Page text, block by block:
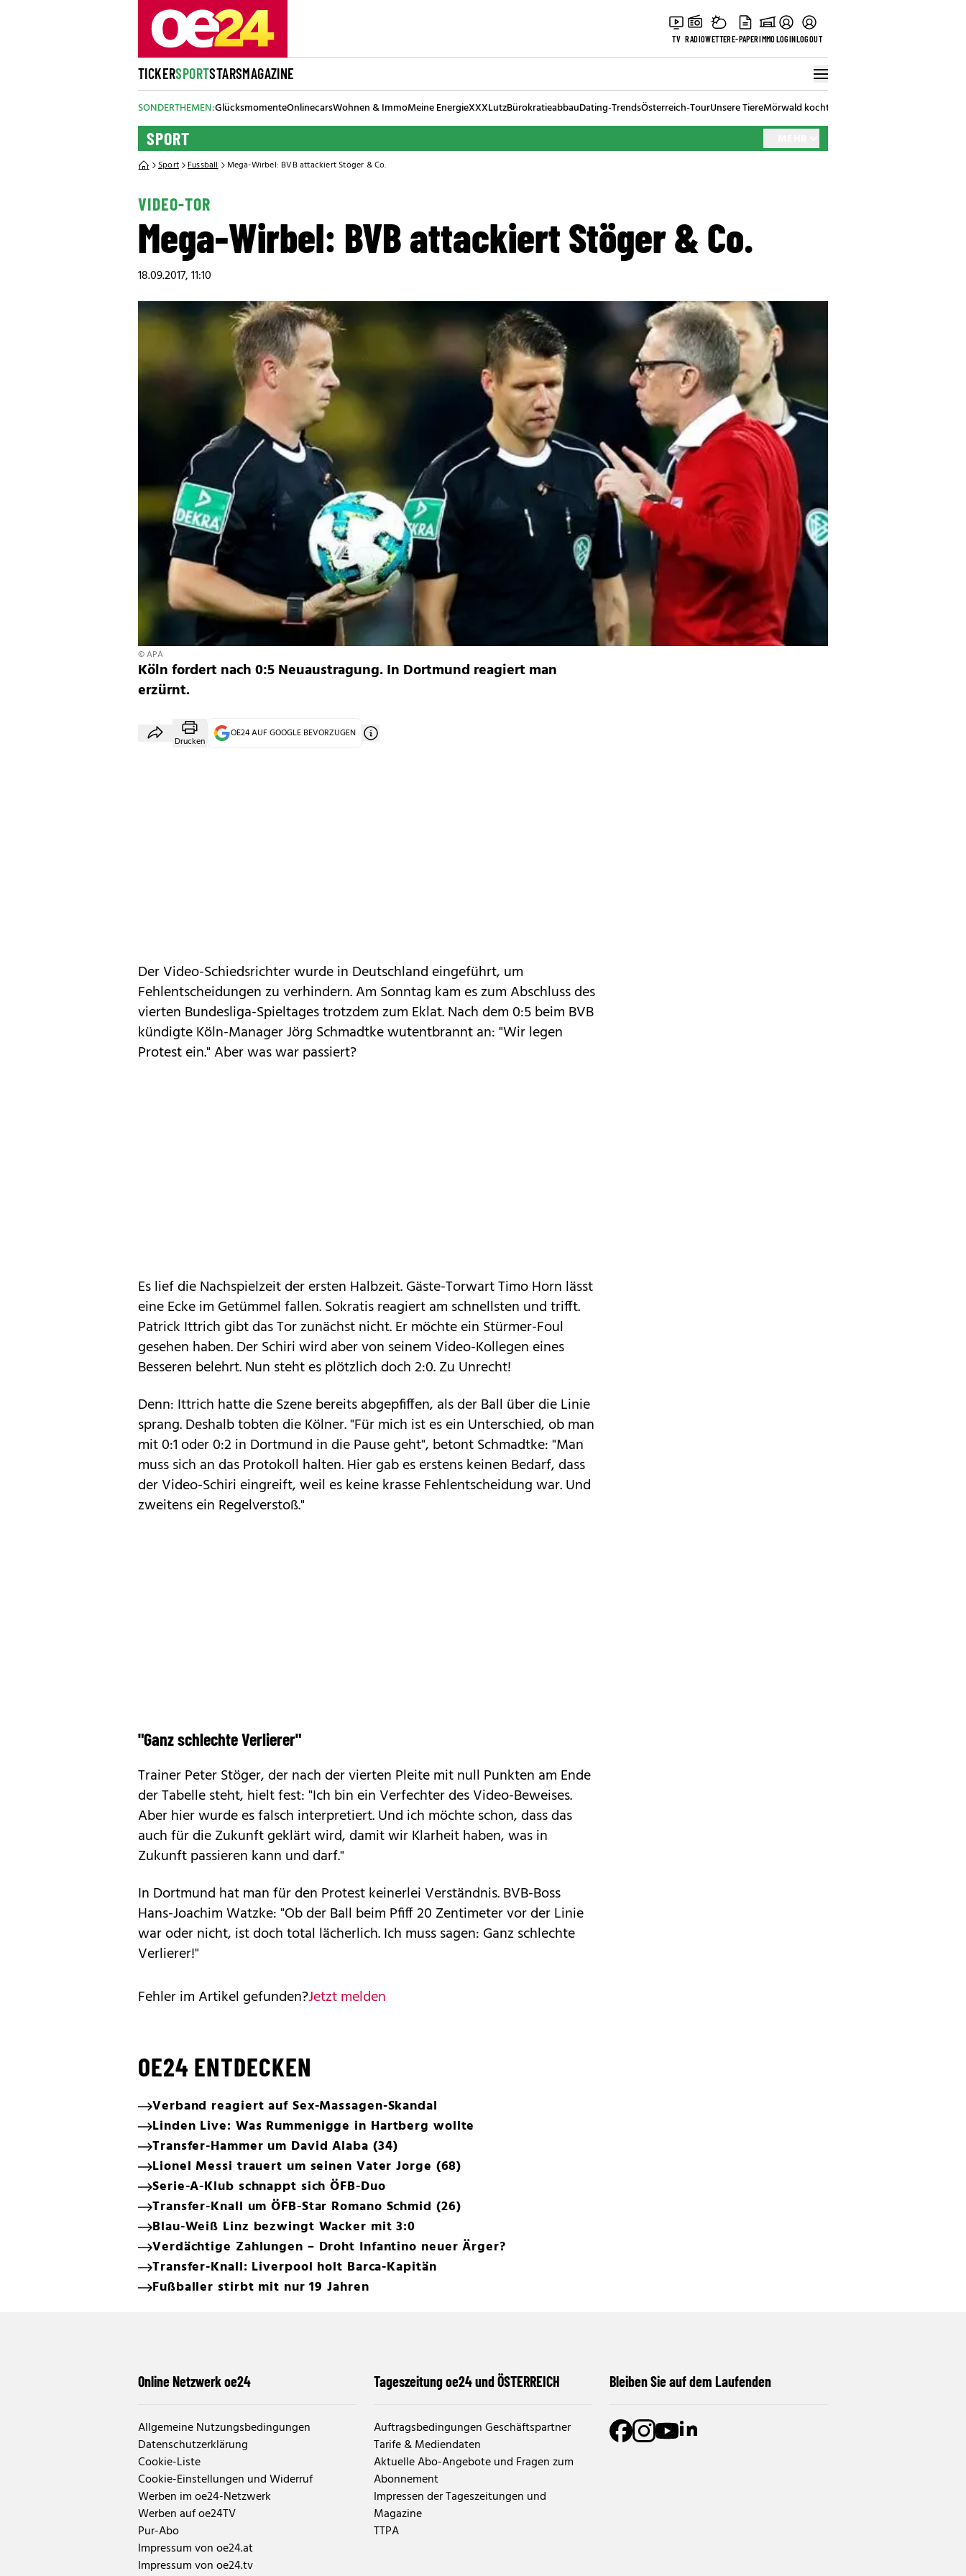
TV RADIOWETTERE-PAPERIMMOLOGINLOGOUT
TICKERSPORTSTARSMAGAZINE
SONDERTHEMEN:GlücksmomenteOnlinecarsWohnen & ImmoMeine EnergieXXXLutzBürokratieabbauDating-TrendsÖsterreich-TourUnsere TiereMörwald kocht
SPORT
Sport Fussball Mega-Wirbel: BVB attackiert Stöger & Co.
VIDEO-TOR
Mega-Wirbel: BVB attackiert Stöger & Co.
18.09.2017, 11:10
© APA
Köln fordert nach 0:5 Neuaustragung. In Dortmund reagiert man
erzürnt.
Drucken
OE24 AUF GOOGLE BEVORZUGEN
Der Video-Schiedsrichter wurde in Deutschland eingeführt, um
Fehlentscheidungen zu verhindern. Am Sonntag kam es zum Abschluss des
vierten Bundesliga-Spieltages trotzdem zum Eklat. Nach dem 0:5 beim BVB
kündigte Köln-Manager Jörg Schmadtke wutentbrannt an: "Wir legen
Protest ein." Aber was war passiert?
Es lief die Nachspielzeit der ersten Halbzeit. Gäste-Torwart Timo Horn lässt
eine Ecke im Getümmel fallen. Sokratis reagiert am schnellsten und trifft.
Patrick Ittrich gibt das Tor zunächst nicht. Er möchte ein Stürmer-Foul
gesehen haben. Der Schiri wird aber von seinem Video-Kollegen eines
Besseren belehrt. Nun steht es plötzlich doch 2:0. Zu Unrecht!
Denn: Ittrich hatte die Szene bereits abgepfiffen, als der Ball über die Linie
sprang. Deshalb tobten die Kölner. "Für mich ist es ein Unterschied, ob man
mit 0:1 oder 0:2 in Dortmund in die Pause geht", betont Schmadtke: "Man
muss sich an das Protokoll halten. Hier gab es erstens keinen Bedarf, dass
der Video-Schiri eingreift, weil es keine krasse Fehlentscheidung war. Und
zweitens ein Regelverstoß."
"Ganz schlechte Verlierer"
Trainer Peter Stöger, der nach der vierten Pleite mit null Punkten am Ende
der Tabelle steht, hielt fest: "Ich bin ein Verfechter des Video-Beweises.
Aber hier wurde es falsch interpretiert. Und ich möchte schon, dass das
auch für die Zukunft geklärt wird, damit wir Klarheit haben, was in
Zukunft passieren kann und darf."
In Dortmund hat man für den Protest keinerlei Verständnis. BVB-Boss
Hans-Joachim Watzke: "Ob der Ball beim Pfiff 20 Zentimeter vor der Linie
war oder nicht, ist doch total lächerlich. Ich muss sagen: Ganz schlechte
Verlierer!"
Fehler im Artikel gefunden?Jetzt melden
OE24 ENTDECKEN
Verband reagiert auf Sex-Massagen-Skandal
Linden Live: Was Rummenigge in Hartberg wollte
Transfer-Hammer um David Alaba (34)
Lionel Messi trauert um seinen Vater Jorge (68)
Serie-A-Klub schnappt sich ÖFB-Duo
Transfer-Knall um ÖFB-Star Romano Schmid (26)
Blau-Weiß Linz bezwingt Wacker mit 3:0
Verdächtige Zahlungen – Droht Infantino neuer Ärger?
Transfer-Knall: Liverpool holt Barca-Kapitän
Fußballer stirbt mit nur 19 Jahren
Online Netzwerk oe24
Allgemeine Nutzungsbedingungen
Datenschutzerklärung
Cookie-Liste
Cookie-Einstellungen und Widerruf
Werben im oe24-Netzwerk
Werben auf oe24TV
Pur-Abo
Impressum von oe24.at
Impressum von oe24.tv
Tageszeitung oe24 und ÖSTERREICH
Auftragsbedingungen Geschäftspartner
Tarife & Mediendaten
Aktuelle Abo-Angebote und Fragen zum
Abonnement
Impressen der Tageszeitungen und
Magazine
TTPA
Bleiben Sie auf dem Laufenden